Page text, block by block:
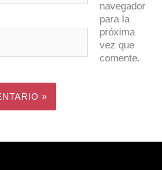
navegador
para la
próxima
vez que
comente.